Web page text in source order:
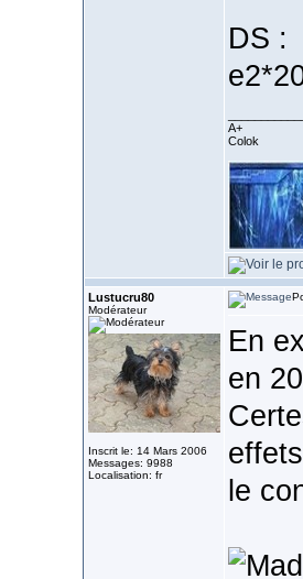
DS :
A+
Colok
Lustucru80
Modérateur
Inscrit le: 14 Mars 2006
Messages: 9988
Localisation: fr
En
en
le